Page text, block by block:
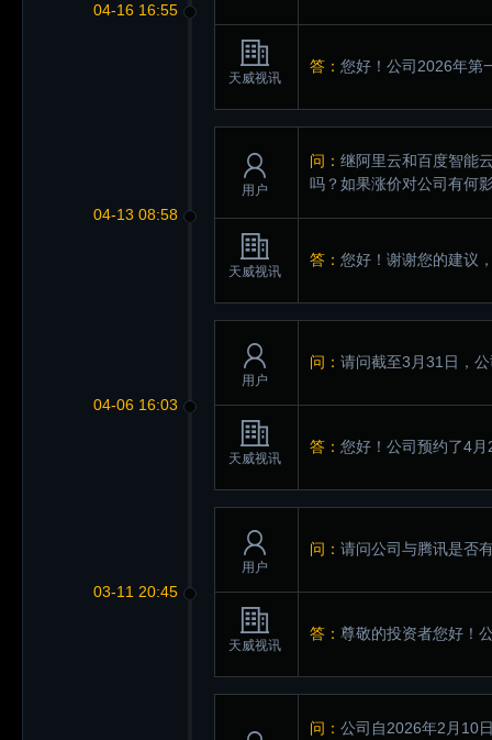
04-16 16:55
天威视讯
答： 您好！公司2026年第
04-13 08:58
用户
问： 继阿里云和百度智能
吗？如果涨价对公司有何
天威视讯
答： 您好！谢谢您的建议
04-06 16:03
用户
问： 请问截至3月31日，
天威视讯
答： 您好！公司预约了4
03-11 20:45
用户
问： 请问公司与腾讯是否
天威视讯
答： 尊敬的投资者您好！
问： 公司自2026年2月10